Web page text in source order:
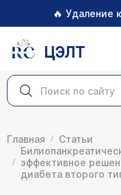
🔥 Удаление
ЦЭЛТ
Главная
Статьи
эффективное
диабета второго